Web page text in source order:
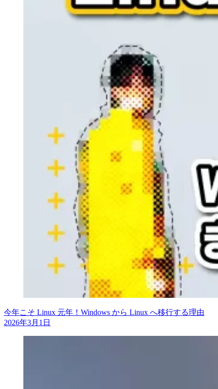
今年こそ Linux 元年！Windows から Linux へ移行する理由
2026年3月1日